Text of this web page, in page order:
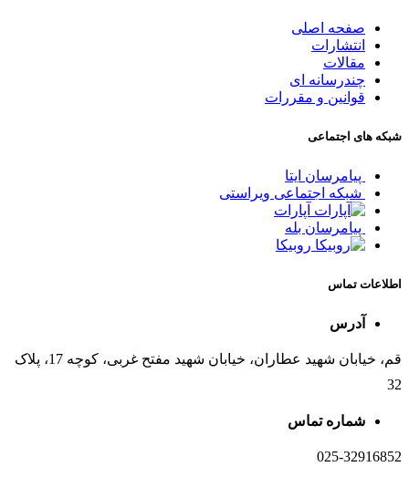
صفحه اصلی
انتشارات
مقالات
چندرسانه ای
قوانین و مقررات
شبکه های اجتماعی
پیامرسان ایتا
شبکه اجتماعی ویراستی
آپارات
پیامرسان بله
روبیکا
اطلاعات تماس
آدرس
قم، خیابان شهید عطاران، خیابان شهید مفتح غربی، کوچه 17، پلاک
32
شماره تماس
025-32916852